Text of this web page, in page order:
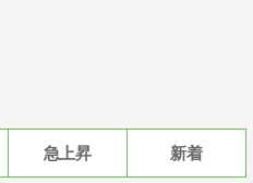
急上昇 新着